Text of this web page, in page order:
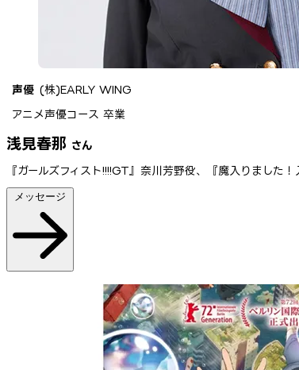
声優 (株)EARLY WING
アニメ声優コース 卒業
浅見春那 さん
『ガールズフィスト!!!!GT』奈川芳野役、『魔入りました
メッセージ